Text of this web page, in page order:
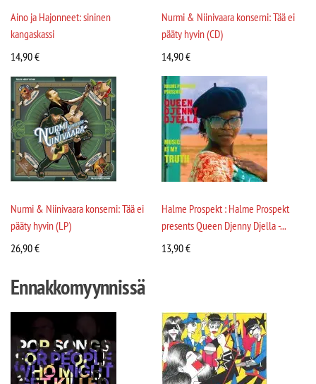
Aino ja Hajonneet: sininen
kangaskassi
14,90€
Nurmi & Niinivaara konserni: Tää ei
pääty hyvin (CD)
14,90€
Nurmi & Niinivaara konserni: Tää ei
pääty hyvin (LP)
26,90€
Halme Prospekt : Halme Prospekt
presents Queen Djenny Djella -...
13,90€
Ennakkomyynnissä